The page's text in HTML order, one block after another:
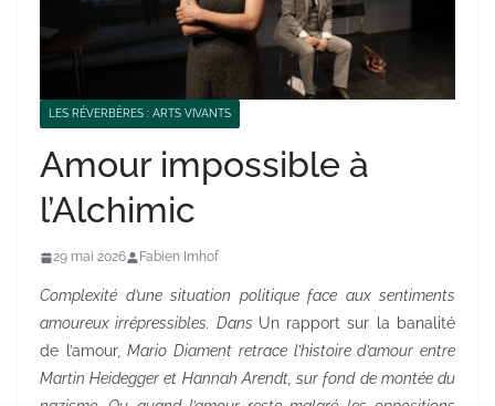
LES RÉVERBÈRES : ARTS VIVANTS
Amour impossible à
l’Alchimic
29 mai 2026 Fabien Imhof
Complexité d’une situation politique face aux sentiments
amoureux irrépressibles. Dans Un rapport sur la banalité
de l’amour, Mario Diament retrace l’histoire d’amour entre
Martin Heidegger et Hannah Arendt, sur fond de montée du